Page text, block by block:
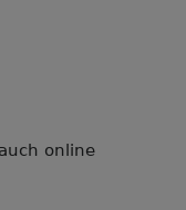
online